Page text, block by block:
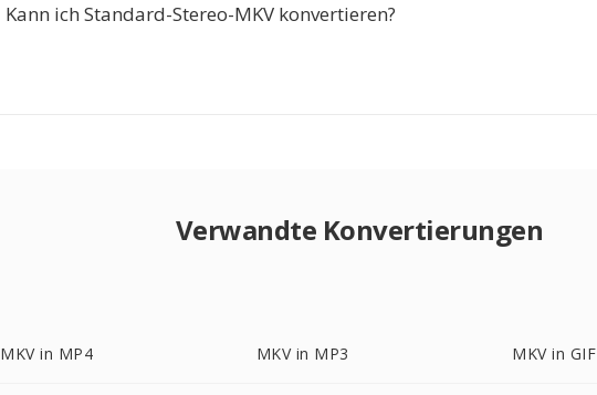
Kann ich Standard-Stereo-MKV konvertieren?
Verwandte Konvertierungen
MKV in MP4 MKV in MP3 MKV in GIF